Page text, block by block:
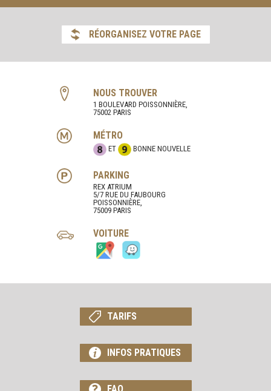
RÉORGANISEZ VOTRE PAGE
NOUS TROUVER
1 BOULEVARD POISSONNIÈRE,
75002 PARIS
MÉTRO
ET BONNE NOUVELLE
PARKING
REX ATRIUM
5/7 RUE DU FAUBOURG
POISSONNIÈRE,
75009 PARIS
VOITURE
TARIFS
INFOS PRATIQUES